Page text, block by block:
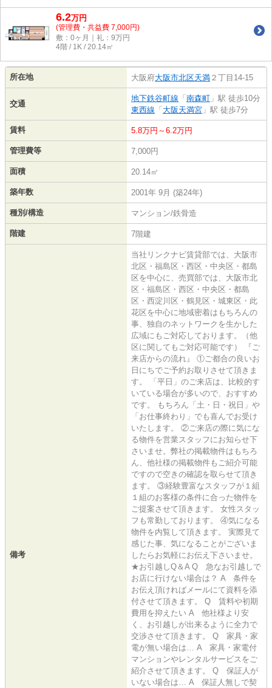
6.2万円
(管理費・共益費 7,000円)
敷：0ヶ月｜礼：9万円
4階 / 1K / 20.14㎡
所在地 大阪府大阪市北区天満 ２丁目14-15
交通
地下鉄谷町線 「 南森町 」駅 徒歩10分
東西線 「 大阪天満宮 」駅 徒歩7分
賃料 5.8万円～6.2万円
管理費等 7,000円
面積 20.14㎡
築年数 2001年 9月 (築24年)
種別/構造 マンション/鉄骨造
階建 7階建
備考
当社リンクナビ賃貸部では、大阪市
北区・福島区・西区・中央区・都島
区を中心に、売買部では、大阪市北
区・福島区・西区・中央区・都島
区・西淀川区・鶴見区・城東区・此
花区を中心に地域密着はもちろんの
事、独自のネットワークを生かした
広域にもご対応しております。（他
区に関してもご対応可能です） 『ご
来店からの流れ』 ①ご都合の良いお
日にちでご予約お取りさせて頂きま
す。 「平日」のご来店は、比較的す
いている場合が多いので、おすすめ
です。 もちろん「土・日・祝日」や
「お仕事終わり」でも喜んでお受け
いたします。 ②ご来店の際に気にな
る物件を営業スタッフにお知らせ下
さいませ。弊社の掲載物件はもちろ
ん、他社様の掲載物件もご紹介可能
ですので空きの確認を取らせて頂き
ます。 ③経験豊富なスタッフが１組
１組のお客様の条件に合った物件を
ご提案させて頂きます。 女性スタッ
フも常勤しております。 ④気になる
物件を内覧して頂きます。 実際見て
感じた事、気になることがございま
したらお気軽にお伝え下さいませ。
★お引越しQ＆A Q 急なお引越しで
お店に行けない場合は？ A 条件を
お伝え頂ければメールにて資料を添
付させて頂きます。 Q 賃料や初期
費用を抑えたい A 他社様より安
く、お引越しが出来るように全力で
交渉させて頂きます。 Q 家具・家
電が無い場合は… A 家具・家電付
マンションやレンタルサービスをご
紹介させて頂きます。 Q 保証人が
いない場合は… A 保証人無しで契